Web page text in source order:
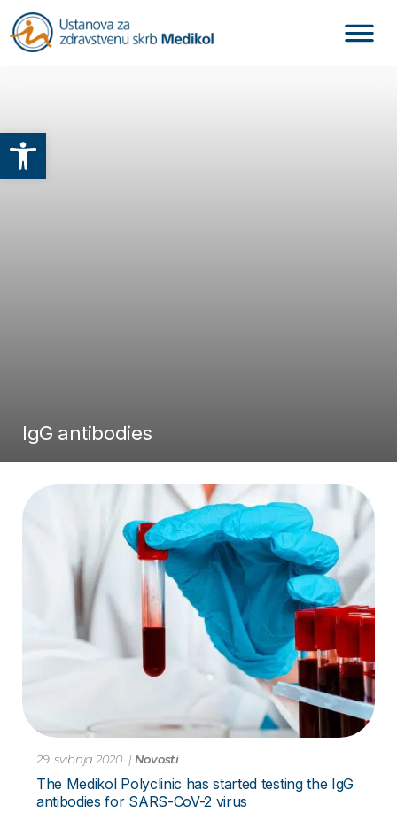
Otvori alatnu traku
IgG antibodies
29. svibnja 2020. | Novosti
The Medikol Polyclinic has started testing the IgG
antibodies for SARS-CoV-2 virus